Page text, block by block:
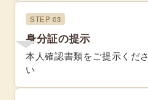
STEP 03
身分証の提示
本人確認書類をご提示くださ
い